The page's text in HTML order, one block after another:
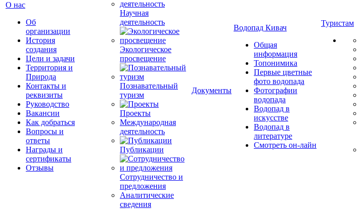
О нас
Об
организации
История
создания
Цели и задачи
Территория и
Природа
Контакты и
реквизиты
Руководство
Вакансии
Как добраться
Вопросы и
ответы
Награды и
сертификаты
Отзывы
Научная
деятельность
Экологическое
просвещение
Познавательный
туризм
Проекты
Международная
деятельность
Публикации
Сотрудничество и
предложения
Аналитические
сведения
Документы
Водопад Кивач
Общая
информация
Топонимика
Первые цветные
фото водопада
Фотографии
водопада
Водопад в
искусстве
Водопад в
литературе
Смотреть он-лайн
Туристам